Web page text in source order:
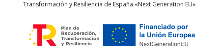
Transformación y Resiliencia de España «Next Generation EU».